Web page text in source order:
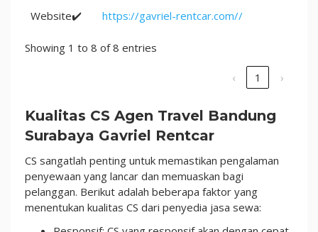
Website✔️ https://gavriel-rentcar.com//
Showing 1 to 8 of 8 entries
‹ 1 ›
Kualitas CS Agen Travel Bandung
Surabaya Gavriel Rentcar
CS sangatlah penting untuk memastikan pengalaman
penyewaan yang lancar dan memuaskan bagi
pelanggan. Berikut adalah beberapa faktor yang
menentukan kualitas CS dari penyedia jasa sewa: